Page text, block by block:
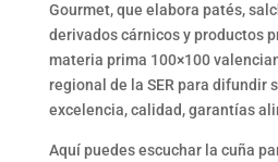
Gourmet, que elabora patés,
derivados cárnicos y productos
materia prima 100×100
regional de la SER para difundir
excelencia, calidad, garantías
Aquí puedes escuchar la cuña